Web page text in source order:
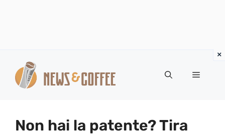
contenuto
Menu
Non hai la patente? Tira